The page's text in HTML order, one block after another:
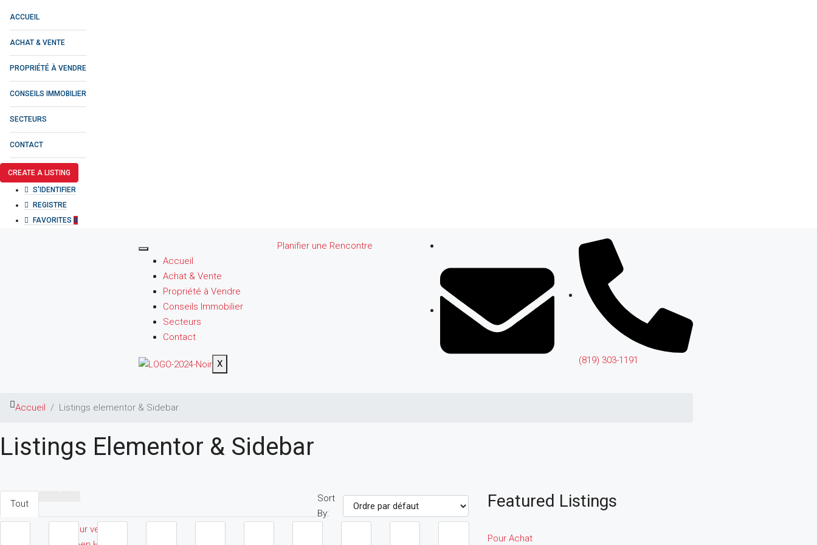
ACCUEIL
ACHAT & VENTE
PROPRIÉTÉ À VENDRE
CONSEILS IMMOBILIER
SECTEURS
CONTACT
CREATE A LISTING
S'IDENTIFIER
REGISTRE
FAVORITES 0
Accueil
Achat & Vente
Propriété à Vendre
Conseils Immobilier
Secteurs
Contact
X
Planifier une Rencontre
(819) 303-1191
Accueil Listings elementor & Sidebar
Listings Elementor & Sidebar
Tout
Sort
By:
Pour vente
Featured Listings
Pour Achat